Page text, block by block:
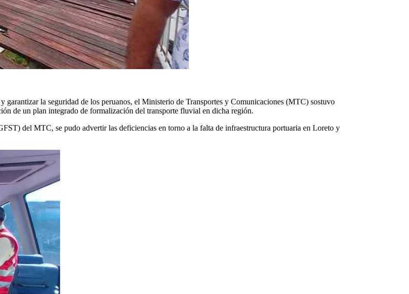
la seguridad de los peruanos, el Ministerio de Transportes y Comunicaciones (MTC) sostuvo
de un plan integrado de formalización del transporte fluvial en dicha región.
del MTC, se pudo advertir las deficiencias en torno a la falta de infraestructura portuaria en Loreto y